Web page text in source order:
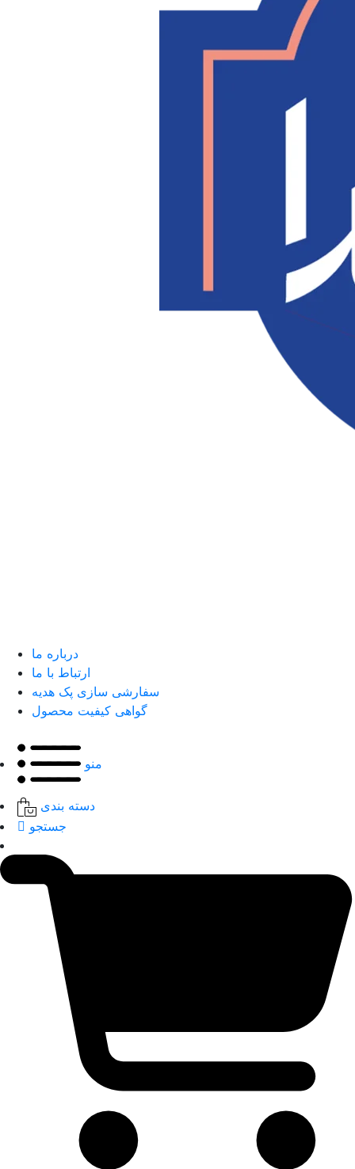
درباره ما
ارتباط با ما
سفارشی سازی پک هدیه
گواهی کیفیت محصول
منو
دسته بندی
جستجو